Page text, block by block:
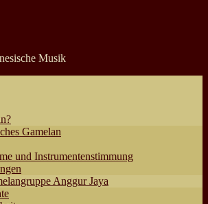
Musik
Gamelan
und Instrumentenstimmung
Anggur Jaya